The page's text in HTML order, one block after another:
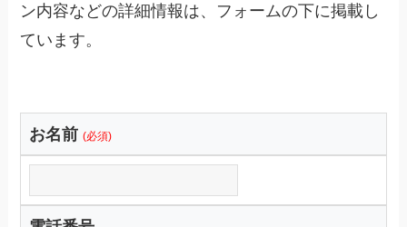
ン内容などの詳細情報は、フォームの下に掲載し
ています。
お名前 (必須)